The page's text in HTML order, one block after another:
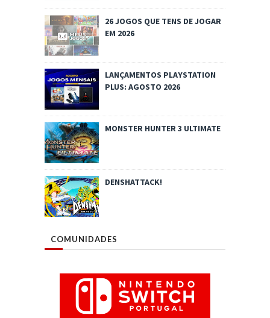
26 JOGOS QUE TENS DE JOGAR
EM 2026
LANÇAMENTOS PLAYSTATION
PLUS: AGOSTO 2026
MONSTER HUNTER 3 ULTIMATE
DENSHATTACK!
COMUNIDADES